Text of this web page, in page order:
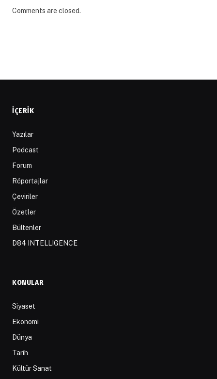
Comments are closed.
İÇERIK
Yazılar
Podcast
Forum
Röportajlar
Çeviriler
Özetler
Bültenler
D84 INTELLIGENCE
KONULAR
Siyaset
Ekonomi
Dünya
Tarih
Kültür Sanat